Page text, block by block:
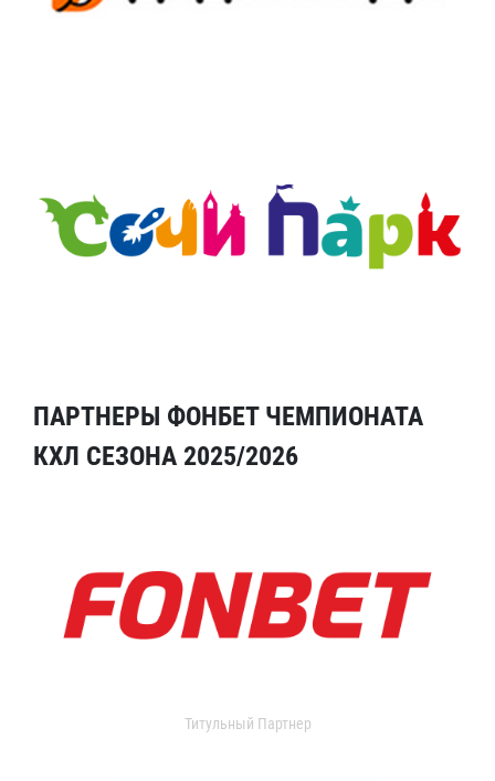
ПАРТНЕРЫ ФОНБЕТ ЧЕМПИОНАТА
КХЛ СЕЗОНА 2025/2026
Титульный Партнер